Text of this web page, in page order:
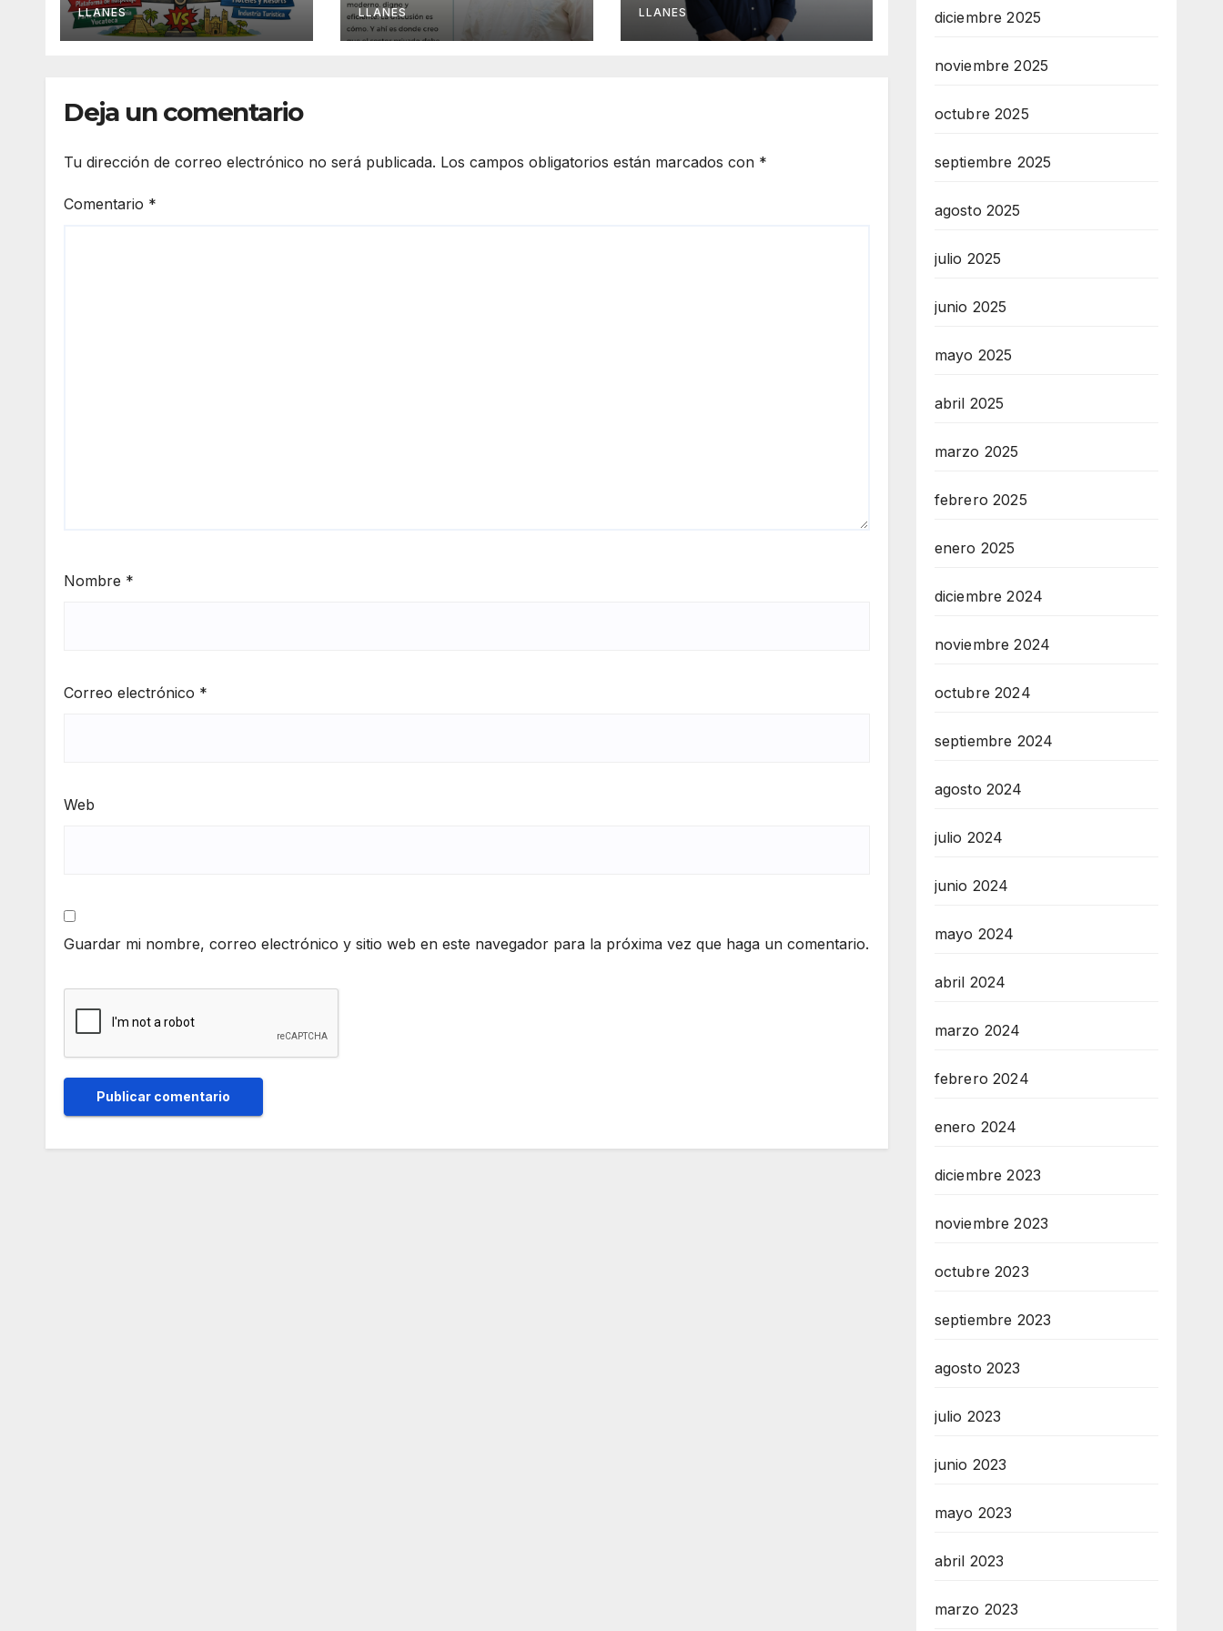
hospedaje en
Yucatán
LLANES LLANES LLANES
Deja un comentario
Tu dirección de correo electrónico no será publicada. Los campos obligatorios están marcados con *
Comentario *
Nombre *
Correo electrónico *
Web
Guardar mi nombre, correo electrónico y sitio web en este navegador para la próxima vez que haga un comentario.
diciembre 2025
noviembre 2025
octubre 2025
septiembre 2025
agosto 2025
julio 2025
junio 2025
mayo 2025
abril 2025
marzo 2025
febrero 2025
enero 2025
diciembre 2024
noviembre 2024
octubre 2024
septiembre 2024
agosto 2024
julio 2024
junio 2024
mayo 2024
abril 2024
marzo 2024
febrero 2024
enero 2024
diciembre 2023
noviembre 2023
octubre 2023
septiembre 2023
agosto 2023
julio 2023
junio 2023
mayo 2023
abril 2023
marzo 2023